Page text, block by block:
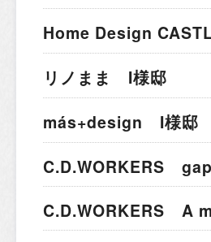
Home Design
リノまま I様邸
más+design I様邸
C.D.WORKERS gap
C.D.WORKERS A